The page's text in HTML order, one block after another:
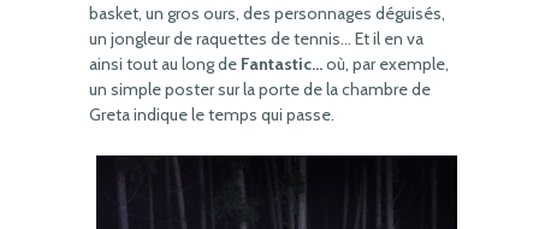
basket, un gros ours, des personnages déguisés,
un jongleur de raquettes de tennis… Et il en va
ainsi tout au long de Fantastic…où, par exemple,
un simple poster sur la porte de la chambre de
Greta indique le temps qui passe.